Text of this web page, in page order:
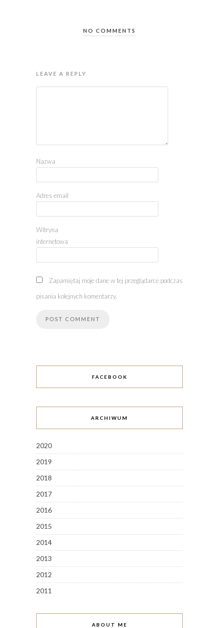
NO COMMENTS
LEAVE A REPLY
Nazwa
Adres email
Witryna
internetowa
Zapamiętaj moje dane w tej przeglądarce podczas
pisania kolejnych komentarzy.
FACEBOOK
ARCHIWUM
2020
2019
2018
2017
2016
2015
2014
2013
2012
2011
ABOUT ME